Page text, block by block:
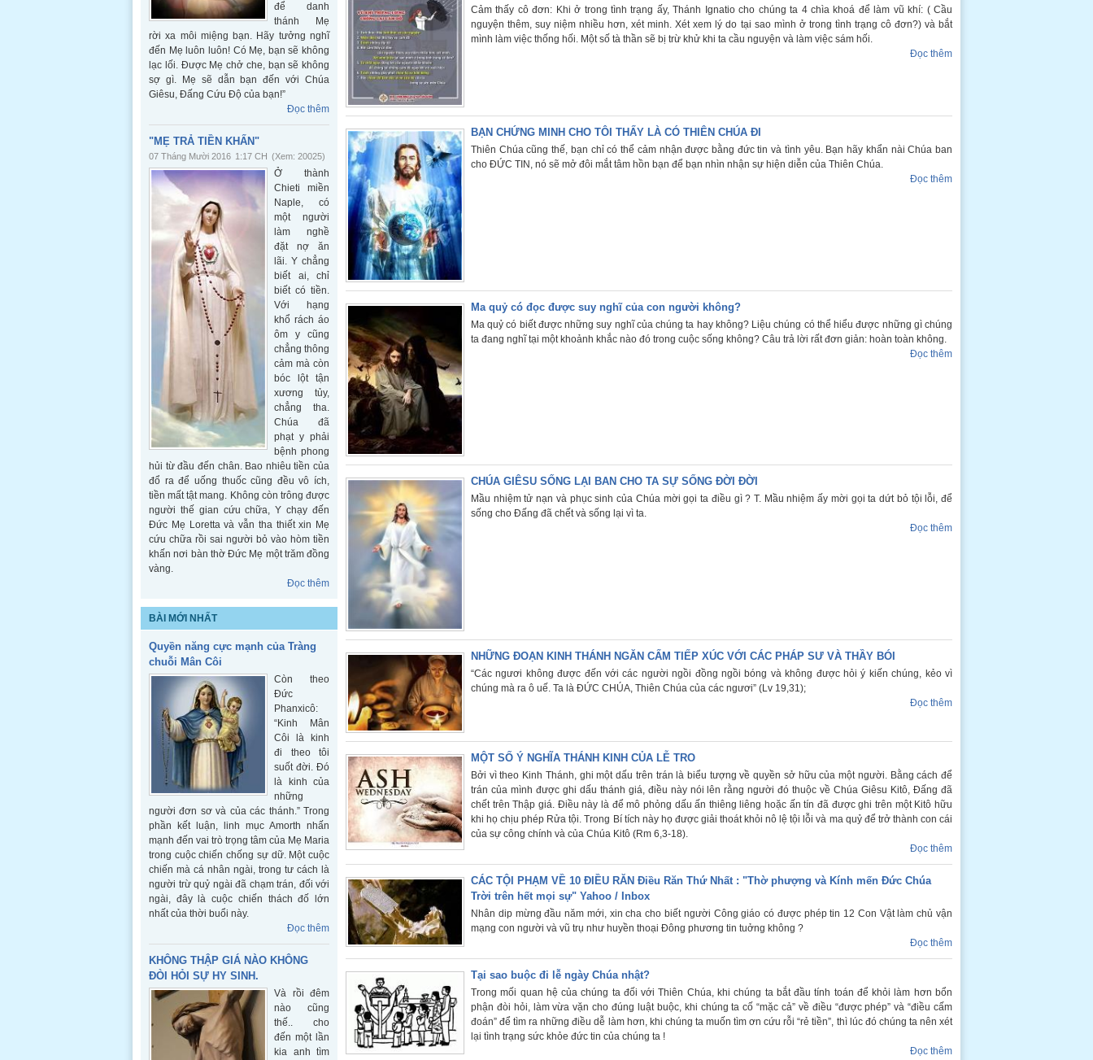
để danh
thánh Mẹ
rời xa môi miệng bạn. Hãy tưởng nghĩ
đến Mẹ luôn luôn! Có Mẹ, bạn sẽ không
lạc lối. Được Mẹ chở che, bạn sẽ không
sợ gì. Mẹ sẽ dẫn bạn đến với Chúa
Giêsu, Đấng Cứu Độ của bạn!”
Đọc thêm
"MẸ TRẢ TIỀN KHẤN"
07 Tháng Mười 2016 1:17 CH (Xem: 20025)
Ở thành
Chieti miền
Naple, có
một người
làm nghề
đặt nợ ăn
lãi. Y chẳng
biết ai, chỉ
biết có tiền.
Với hạng
khổ rách áo
ôm y cũng
chẳng thông
cảm mà còn
bóc lột tận
xương tủy,
chẳng tha.
Chúa đã
phạt y phải
bệnh phong
hủi từ đầu đến chân. Bao nhiêu tiền của
đổ ra để uống thuốc cũng đều vô ích,
tiền mất tật mang. Không còn trông được
người thế gian cứu chữa, Y chạy đến
Đức Mẹ Loretta và vẫn tha thiết xin Mẹ
cứu chữa rồi sai người bỏ vào hòm tiền
khấn nơi bàn thờ Đức Mẹ một trăm đồng
vàng.
Đọc thêm
BÀI MỚI NHẤT
Quyền năng cực mạnh của Tràng
chuỗi Mân Côi
Còn theo
Đức
Phanxicô:
“Kinh Mân
Côi là kinh
đi theo tôi
suốt đời. Đó
là kinh của
những
người đơn sơ và của các thánh.” Trong
phần kết luận, linh mục Amorth nhấn
mạnh đến vai trò trọng tâm của Mẹ Maria
trong cuộc chiến chống sự dữ. Một cuộc
chiến mà cá nhân ngài, trong tư cách là
người trừ quỷ ngài đã chạm trán, đối với
ngài, đây là cuộc chiến thách đố lớn
nhất của thời buổi này.
Đọc thêm
KHÔNG THẬP GIÁ NÀO KHÔNG
ĐÒI HỎI SỰ HY SINH.
Và rồi đêm
nào cũng
thế.. cho
đến một lần
kia anh tìm
Cảm thấy cô đơn: Khi ở trong tình trạng ấy, Thánh Ignatio cho chúng ta 4 chìa khoá để làm vũ khí: ( Cầu
nguyện thêm, suy niệm nhiều hơn, xét minh. Xét xem lý do tại sao mình ở trong tình trạng cô đơn?) và bắt
mình làm việc thống hối. Một số tà thần sẽ bị trừ khử khi ta cầu nguyện và làm việc sám hối.
Đọc thêm
BẠN CHỨNG MINH CHO TÔI THẤY LÀ CÓ THIÊN CHÚA ĐI
Thiên Chúa cũng thế, bạn chỉ có thể cảm nhận được bằng đức tin và tình yêu. Bạn hãy khẩn nài Chúa ban
cho ĐỨC TIN, nó sẽ mở đôi mắt tâm hồn bạn để bạn nhìn nhận sự hiện diễn của Thiên Chúa.
Đọc thêm
Ma quỷ có đọc được suy nghĩ của con người không?
Ma quỷ có biết được những suy nghĩ của chúng ta hay không? Liệu chúng có thể hiểu được những gì chúng
ta đang nghĩ tại một khoảnh khắc nào đó trong cuộc sống không? Câu trả lời rất đơn giản: hoàn toàn không.
Đọc thêm
CHÚA GIÊSU SỐNG LẠI BAN CHO TA SỰ SỐNG ĐỜI ĐỜI
Mầu nhiệm tử nạn và phục sinh của Chúa mời gọi ta điều gì ? T. Mầu nhiệm ấy mời gọi ta dứt bỏ tội lỗi, để
sống cho Đấng đã chết và sống lại vì ta.
Đọc thêm
NHỮNG ĐOẠN KINH THÁNH NGĂN CẤM TIẾP XÚC VỚI CÁC PHÁP SƯ VÀ THẦY BÓI
“Các ngươi không được đến với các người ngồi đồng ngồi bóng và không được hỏi ý kiến chúng, kẻo vì
chúng mà ra ô uế. Ta là ĐỨC CHÚA, Thiên Chúa của các ngươi” (Lv 19,31);
Đọc thêm
MỘT SỐ Ý NGHĨA THÁNH KINH CỦA LỄ TRO
Bởi vì theo Kinh Thánh, ghi một dấu trên trán là biểu tượng về quyền sở hữu của một người. Bằng cách để
trán của mình được ghi dấu thánh giá, điều này nói lên rằng người đó thuộc về Chúa Giêsu Kitô, Đấng đã
chết trên Thập giá. Điều này là để mô phỏng dấu ấn thiêng liêng hoặc ấn tín đã được ghi trên một Kitô hữu
khi họ chịu phép Rửa tội. Trong Bí tích này họ được giải thoát khỏi nô lệ tội lỗi và ma quỷ để trở thành con cái
của sự công chính và của Chúa Kitô (Rm 6,3-18).
Đọc thêm
CÁC TỘI PHẠM VỀ 10 ĐIỀU RĂN Điều Răn Thứ Nhất : "Thờ phượng và Kính mến Đức Chúa
Trời trên hết mọi sự" Yahoo / Inbox
Nhân dip mừng đầu năm mới, xin cha cho biết người Công giáo có được phép tin 12 Con Vật làm chủ vận
mạng con người và vũ trụ như huyền thoại Đông phương tin tuởng không ?
Đọc thêm
Tại sao buộc đi lễ ngày Chúa nhật?
Trong mối quan hệ của chúng ta đối với Thiên Chúa, khi chúng ta bắt đầu tính toán để khỏi làm hơn bổn
phận đòi hỏi, làm vừa vặn cho đúng luật buộc, khi chúng ta cố “mặc cả” về điều “được phép” và “điều cấm
đoán” để tìm ra những điều dễ làm hơn, khi chúng ta muốn tìm ơn cứu rỗi “rẻ tiền”, thì lúc đó chúng ta nên xét
lại tình trạng sức khỏe đức tin của chúng ta !
Đọc thêm